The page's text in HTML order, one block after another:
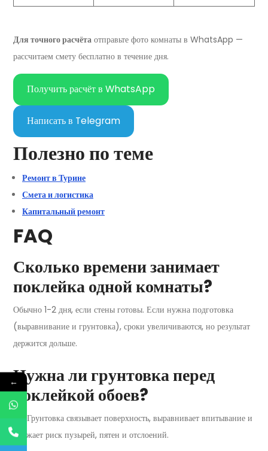
Для точного расчёта отправьте фото комнаты в WhatsApp —
рассчитаем смету бесплатно в течение дня.
Получить расчёт в WhatsApp
Написать в Telegram
Полезно по теме
Ремонт в Турине
Смета и логистика
Капитальный ремонт
FAQ
Сколько времени занимает
поклейка одной комнаты?
Обычно 1-2 дня, если стены готовы. Если нужна подготовка
(выравнивание и грунтовка), сроки увеличиваются, но результат
держится дольше.
Нужна ли грунтовка перед
поклейкой обоев?
Да. Грунтовка связывает поверхность, выравнивает впитывание и
снижает риск пузырей, пятен и отслоений.
←